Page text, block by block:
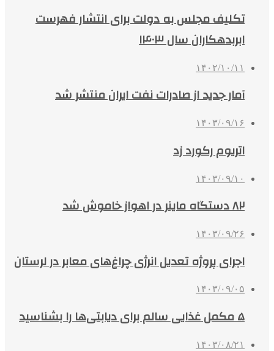
تکلیف مجلس به دولت برای انتشار فهرست
ابربدهکاران سال ۱۴۰۳
۱۴۰۲/۱۰/۱۱
آمار جدید از صادرات نفت ایران منتشر شد
۱۴۰۳/۰۹/۱۶
اتریوم رکورد زد
۱۴۰۳/۰۹/۱۰
۸۲ دستگاه ماینر در اهواز خاموش شد
۱۴۰۳/۰۹/۲۶
اجرای پروژه تعدیل انرژی چراغ‌های معابر در لرستان
۱۴۰۳/۰۹/۰۵
۵ مکمل غذایی سالم برای دیابتی‌ها را بشناسید
۱۴۰۳/۰۸/۲۱